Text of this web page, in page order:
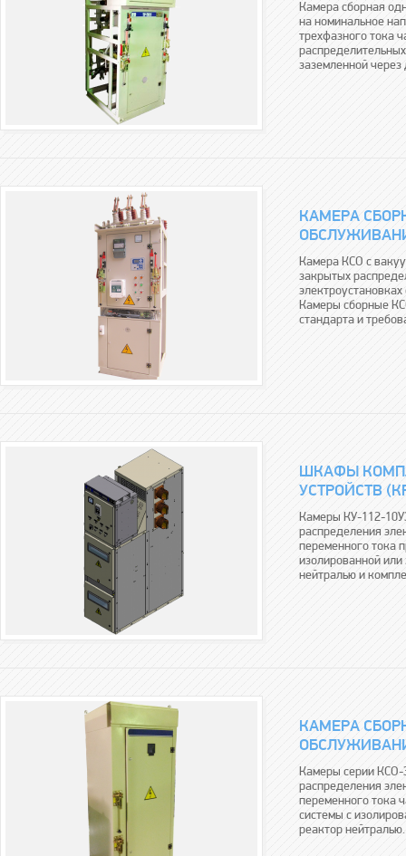
Камера сборная
на номинальное
трехфазного тока
заземленной
КАМЕРА
Камера КСО с
закрытых
Камеры сборные
стандарта и
ШКАФЫ
УСТРОЙСТВ
Камеры КУ-112-
распределения
переменного тока
изолированной
нейтралью и
КАМЕРА
Камеры серии КСО-
распределения
переменного тока
системы с
реактор нейтралью.